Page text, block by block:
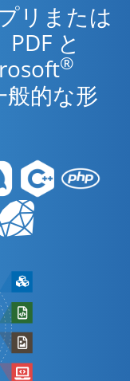
リまたは
と
®
的な形